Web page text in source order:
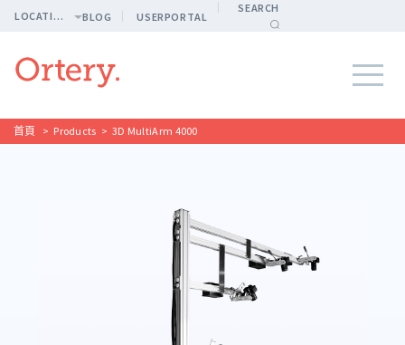
LOCATION BLOG USERPORTAL
SEARCH
首頁 > Products > 3D MultiArm 4000